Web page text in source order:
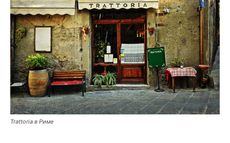
Trattoria в Риме